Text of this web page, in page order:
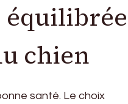
chien
santé. Le choix